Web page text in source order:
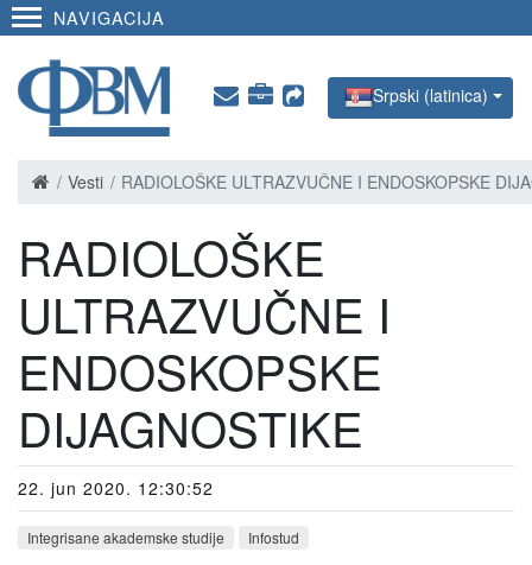
NAVIGACIJA
Srpski (latinica)
Vesti RADIOLOŠKE ULTRAZVUČNE I ENDOSKOPSKE
RADIOLOŠKE
ULTRAZVUČNE I
ENDOSKOPSKE
DIJAGNOSTIKE
22. jun 2020. 12:30:52
Integrisane akademske studije Infostud